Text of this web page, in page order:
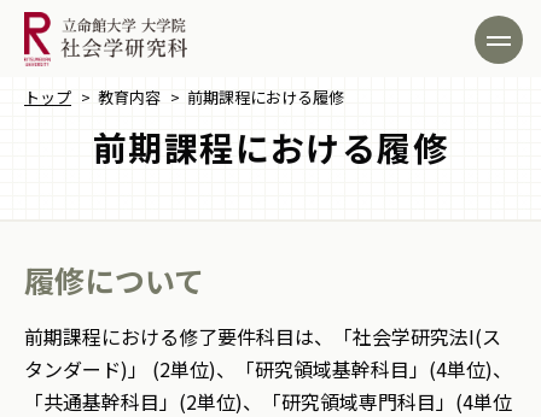
トップ > 教育内容 > 前期課程における履修
前期課程における履修
履修について
前期課程における修了要件科目は、「社会学研究法I(ス
タンダード)」 (2単位)、「研究領域基幹科目」(4単位)、
「共通基幹科目」(2単位)、「研究領域専門科目」(4単位